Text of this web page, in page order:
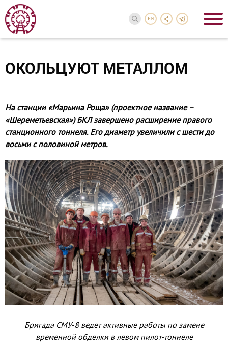
EN
ОКОЛЬЦУЮТ МЕТАЛЛОМ
На станции «Марьина Роща» (проектное название –
«Шереметьевская») БКЛ завершено расширение правого
станционного тоннеля. Его диаметр увеличили с шести до
восьми с половиной метров.
Бригада СМУ-8 ведет активные работы по замене
временной обделки в левом пилот-тоннеле